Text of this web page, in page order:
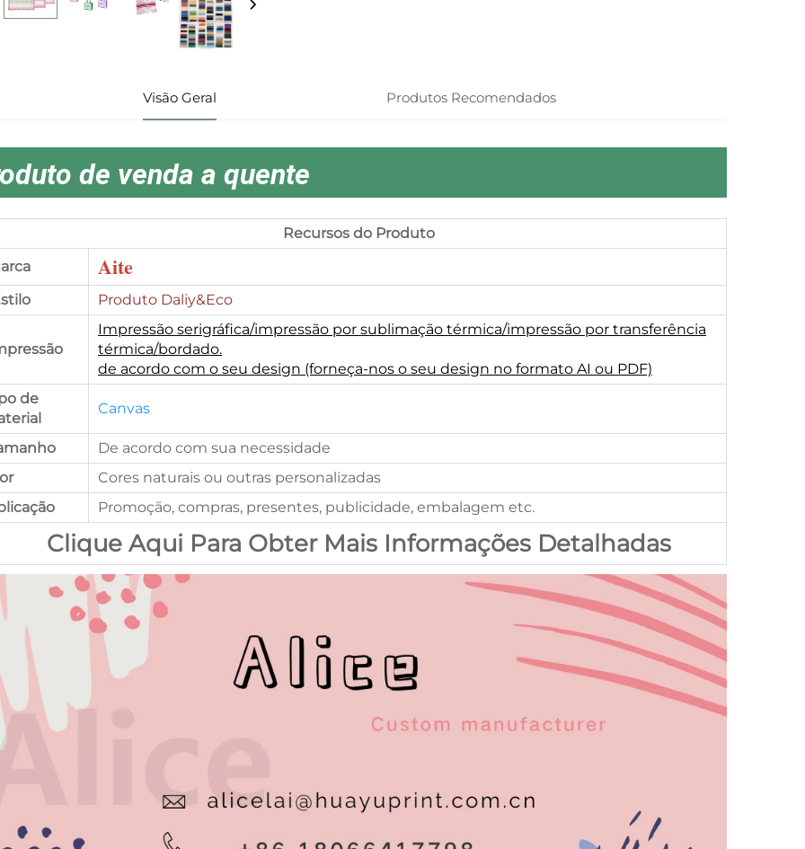
Visão Geral Produtos Recomendados
de venda a quente
Recursos do Produto
Aite
Produto Daliy&Eco
Impressão serigráfica/impressão por sublimação térmica/impressão por transferência
térmica/bordado.
de acordo com o seu design (forneça-nos o seu design no formato AI ou PDF)
de
Canvas
De acordo com sua necessidade
Cores naturais ou outras personalizadas
Promoção, compras, presentes, publicidade, embalagem etc.
Clique Aqui Para Obter Mais Informações Detalhadas